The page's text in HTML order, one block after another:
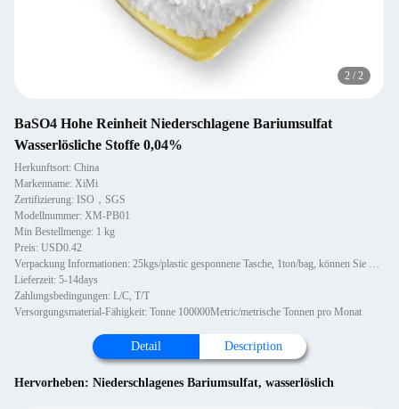
2 / 2
BaSO4 Hohe Reinheit Niederschlagene Bariumsulfat
Wasserlösliche Stoffe 0,04%
Herkunftsort: China
Markenname: XiMi
Zertifizierung: ISO，SGS
Modellnummer: XM-PB01
Min Bestellmenge: 1 kg
Preis: USD0.42
Verpackung Informationen: 25kgs/plastic gesponnene Tasche, 1ton/bag, können Sie mit Palette oder nicht hölzernen Paletten, 1~1
Lieferzeit: 5-14days
Zahlungsbedingungen: L/C, T/T
Versorgungsmaterial-Fähigkeit: Tonne 100000Metric/metrische Tonnen pro Monat
Detail Description
Hervorheben: Niederschlagenes Bariumsulfat, wasserlöslich